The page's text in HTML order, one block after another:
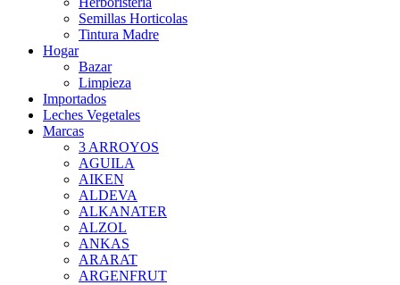
Semillas Horticolas
Tintura Madre
Hogar
Bazar
Limpieza
Importados
Leches Vegetales
Marcas
3 ARROYOS
AGUILA
AIKEN
ALDEVA
ALKANATER
ALZOL
ANKAS
ARARAT
ARGENFRUT